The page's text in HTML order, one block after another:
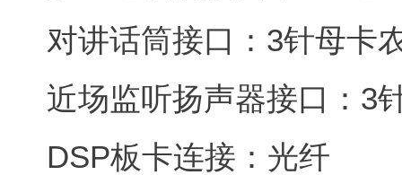
对讲话筒接口：3针母卡
近场监听扬声器接口：3
DSP板卡连接：光纤